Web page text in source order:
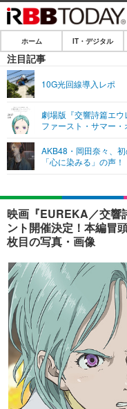
ホーム
IT・デジタル
ネタ
ショッピング
SPEED TEST
エンタメ
エンタメTOP
音楽
グラビア
ショッピング
ライフ
ライフTOP
ペット
その他
リリース一覧
プッシュ通知の停止方法
ホーム IT・デジタル
注目記事
10G光回線導入レポ
劇場版『交響詩篇エ
ファースト・サマー
AKB48・岡田奈々、
「心に染みる」の声！
映画『EUREKA／交響
ント開催決定！本編冒
枚目の写真・画像